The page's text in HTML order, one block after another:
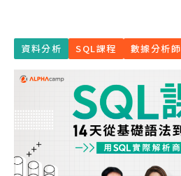
資料分析 SQL課程 數據分析師